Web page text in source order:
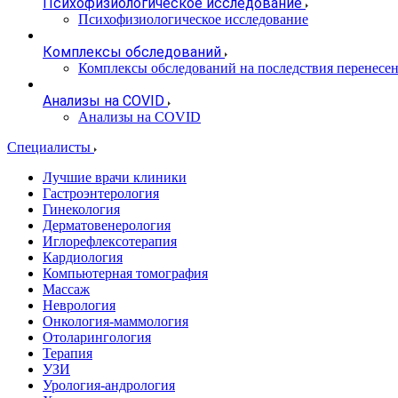
Психофизиологическое исследование
Комплексы обследований
Комплексы обследований на последствия
Анализы на COVID
Анализы на COVID
Специалисты
Лучшие врачи клиники
Гастроэнтерология
Гинекология
Дерматовенерология
Иглорефлексотерапия
Кардиология
Компьютерная томография
Массаж
Неврология
Онкология-маммология
Отоларингология
Терапия
УЗИ
Урология-андрология